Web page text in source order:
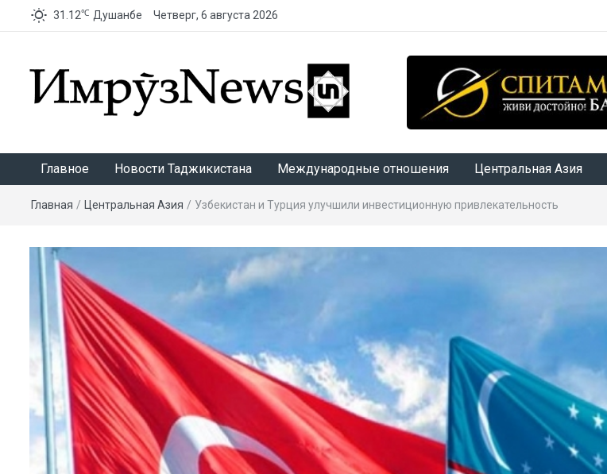
31.12℃ Душанбе Четверг, 6 августа 2026
Главное Новости Таджикистана Международные отношения Центральная Азия
Главная / Центральная Азия / Узбекистан и Турция улучшили инвестиционную привлекательность